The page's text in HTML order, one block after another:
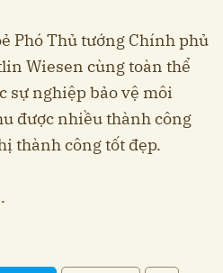
Phó Thủ tướng Chính phủ
Wiesen cùng toàn thể
sự nghiệp bảo vệ môi
được nhiều thành công
thành công tốt đẹp.